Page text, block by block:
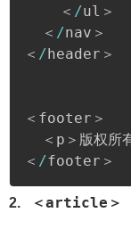
    ＜
/ul＞
  ＜
/nav＞
＜ / header＞
＜footer＞
＜p＞版权所
＜ /footer＞
2. ＜article＞